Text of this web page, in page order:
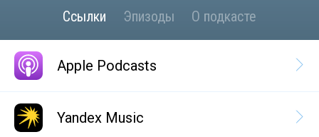
Ссылки Эпизоды О подкасте
Apple Podcasts
Yandex Music